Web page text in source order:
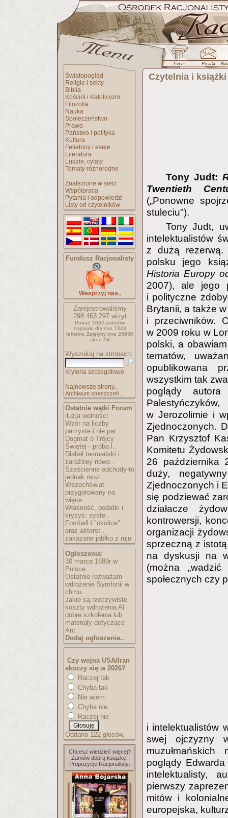
Światopogląd
Religie i sekty
Biblia
Kościół i Katolicyzm
Filozofia
Nauka
Społeczeństwo
Prawo
Państwo i polityka
Kultura
Felietony i eseje
Literatura
Ludzie, cytaty
Tematy różnorodne
Znalezione w sieci
Współpraca
Pytania i odpowiedzi
Listy od czytelników
Fundusz Racjonalisty
Wesprzyj nas..
Zarejestrowaliśmy
298.463.297wizyt
Ponad 1062 autorów
napisało dla nas 7343
tekstów. Zajęłyby one 28930
stron A4
Wyszukaj na stronach:
Kryteria szczegółowe
Najnowsze strony..
Archiwum streszczeń..
Ostatnie wątki Forum:
iluzja wolności
Wzór na liczby
parzyste i nie par..
Dogmat o Trójcy
Świętej - próba l..
Diabeł tasmański i
zaraźliwy nowo..
Sześcienne odchody-to
jednak możl..
Wszechświat
przygotowany na
więce..
Własność, podatki i
kryzys: syste..
Football i "okolice"
oraz aktorst..
zakazane jabłko z raju
Ogłoszenia:
30 marca 1689r w
Polsce
Ostatnio rozważam
wdrożenie Symfonii w
chmu..
Jakie są rzeczywiste
koszty wdrożenia AI
dobre szkolenia lub
materiały dotyczące
Arc..
Dodaj ogłoszenie..
Czy wojna USA/Iran
skoczy się w 2026?
Raczej tak
Chyba tak
Nie wiem
Chyba nie
Raczej nie
Oddano 122 głosów.
Chcesz wiedzieć więcej?
Zamów dobrą książkę.
Propozycje Racjonalisty:
Czytelnia i książki
Tony Judt:
Twentieth
(„Ponowne
stuleciu").
Tony Judt,
intelektualistów
z dużą
polsku jego
Historia Europy
2007), ale jego
i polityczne
Brytanii, a także
i przeciwników.
w 2009 roku w
polski, a
tematów,
opublikowana
wszystkim tak
poglądy
w Jerozolimie i
Zjednoczonych.
Pan Krzysztof
Komitetu
26 października
duży,
Zjednoczonych i
się podziewać
działacze
kontrowersji,
organizacji
sprzeczną z
na dyskusji na
(można
społecznych czy
i intelektualistów
swej ojczyzny
poglądy
intelektualisty,
pierwszy
mitów i
europejska,